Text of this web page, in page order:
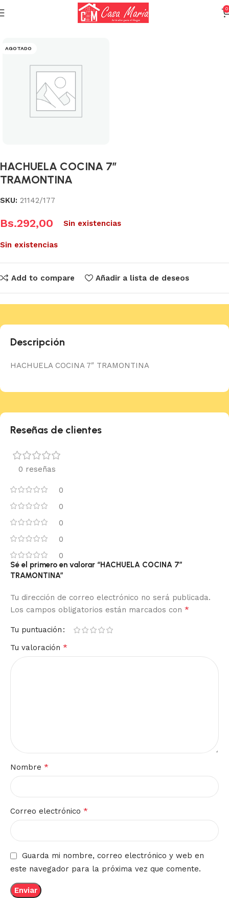
0
Varios (Menaje)
AGOTADO
HACHUELA COCINA 7″
TRAMONTINA
SKU: 21142/177
Bs.292,00 Sin existencias
Sin existencias
Add to compare Añadir a lista de deseos
Descripción
HACHUELA COCINA 7″ TRAMONTINA
Reseñas de clientes
0 reseñas
0
0
0
0
0
Sé el primero en valorar “HACHUELA COCINA 7″
TRAMONTINA”
Tu dirección de correo electrónico no será publicada.
Los campos obligatorios están marcados con *
Tu puntuación
Tu valoración *
Nombre *
Correo electrónico *
Guarda mi nombre, correo electrónico y web en
este navegador para la próxima vez que comente.